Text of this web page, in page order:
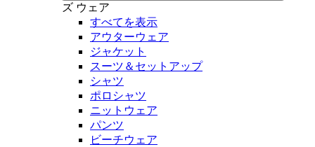
ズ ウェア
すべてを表示
アウターウェア
ジャケット
スーツ＆セットアップ
シャツ
ポロシャツ
ニットウェア
パンツ
ビーチウェア